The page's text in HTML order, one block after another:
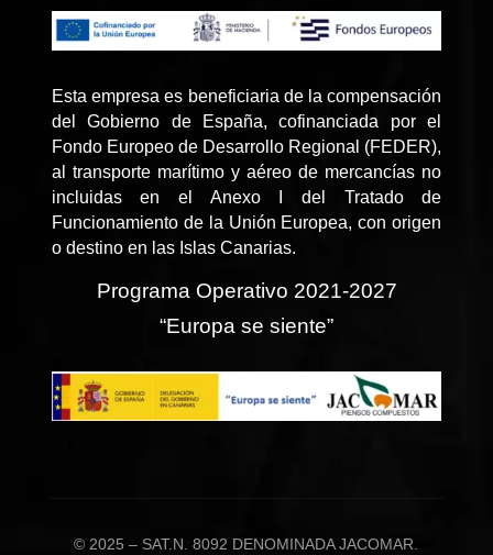
Esta empresa es beneficiaria de la compensación
del Gobierno de España, cofinanciada por el
Fondo Europeo de Desarrollo Regional (FEDER),
al transporte marítimo y aéreo de mercancías no
incluidas en el Anexo I del Tratado de
Funcionamiento de la Unión Europea, con origen
o destino en las Islas Canarias.
Programa Operativo 2021-2027
“Europa se siente”
© 2025 – SAT.N. 8092 DENOMINADA JACOMAR.